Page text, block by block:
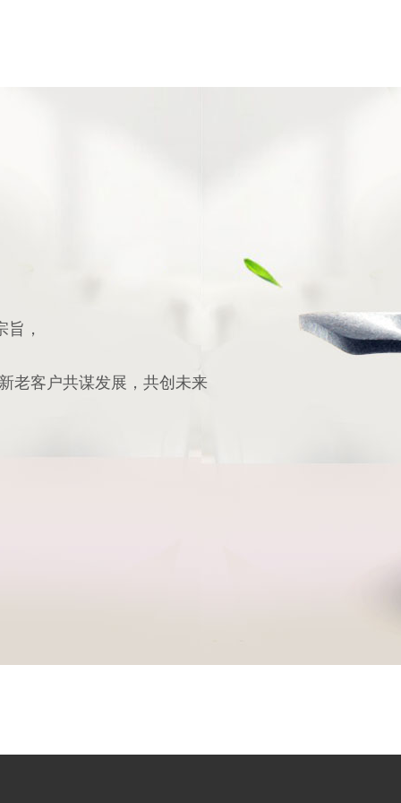
，
老客户共谋发展，共创未来